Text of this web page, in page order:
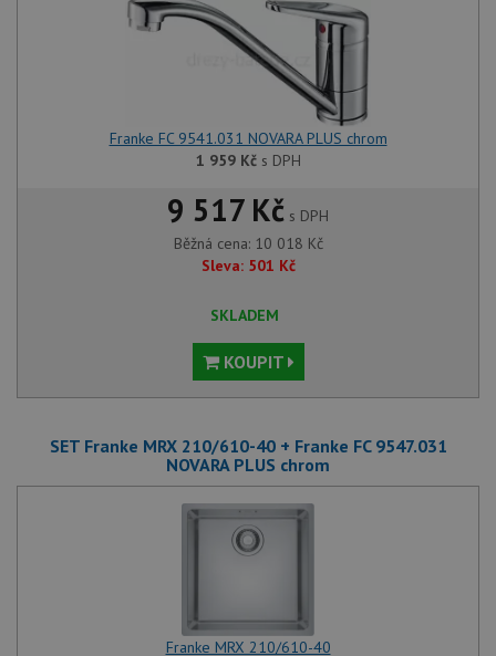
Franke FC 9541.031 NOVARA PLUS chrom
1 959 Kčs DPH
9 517 Kč s DPH
Běžná cena: 10 018 Kč
Sleva: 501 Kč
SKLADEM
KOUPIT
SET Franke MRX 210/610-40 + Franke FC 9547.031
NOVARA PLUS chrom
Franke MRX 210/610-40